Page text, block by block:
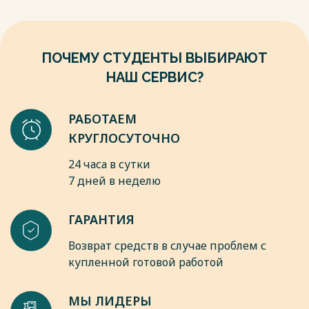
ПОЧЕМУ СТУДЕНТЫ ВЫБИРАЮТ
НАШ СЕРВИС?
РАБОТАЕМ
КРУГЛОСУТОЧНО
24 часа в сутки
7 дней в неделю
ГАРАНТИЯ
Возврат средств в случае проблем с
купленной готовой работой
МЫ ЛИДЕРЫ